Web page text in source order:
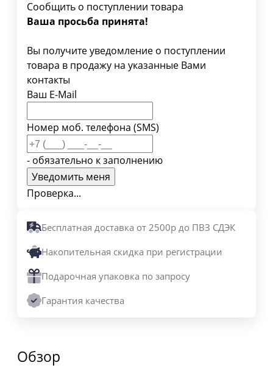
Сообщить о поступлении товара
Ваша просьба принята!
Вы получите уведомление о поступлении
товара в продажу на указанные Вами
контакты
Ваш E-Mail
Номер моб. телефона (SMS)
- обязательно к заполнению
Проверка...
Бесплатная доставка от 2500р до ПВЗ СДЭК
Накопительная скидка при регистрации
Подарочная упаковка по запросу
Гарантия качества
Обзор